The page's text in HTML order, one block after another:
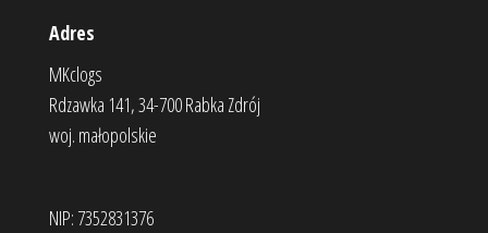
Adres
MKclogs
Rdzawka 141, 34-700 Rabka Zdrój
woj. małopolskie
NIP: 7352831376